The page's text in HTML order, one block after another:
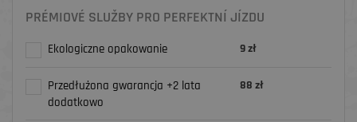
PRÉMIOVÉ SLUŽBY PRO PERFEKTNÍ JÍZDU
Ekologiczne opakowanie 9 zł
Przedłużona gwarancja +2 lata
dodatkowo
88 zł